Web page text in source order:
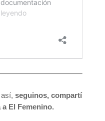
seguinos, compartí
El Femenino.